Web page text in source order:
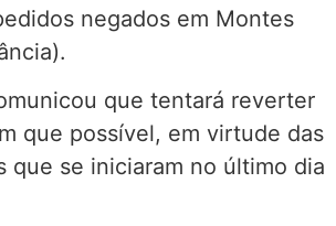
negados em Montes
que tentará reverter
que possível, em virtude das
que se iniciaram no último dia